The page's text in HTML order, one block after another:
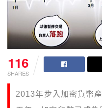
116
SHARES
2013年步入加密貨幣